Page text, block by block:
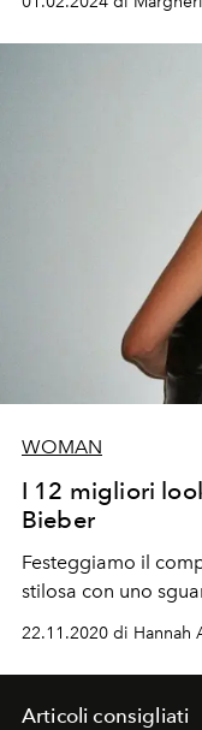
WOMAN
I 12 migliori
Bieber
Festeggiamo il
stilosa con uno
22.11.2020 di Hannah
Articoli consigliati